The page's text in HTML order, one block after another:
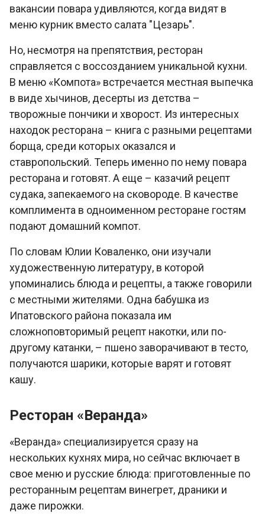
вакансии повара удивляются, когда видят в
меню курник вместо салата "Цезарь".
Но, несмотря на препятствия, ресторан
справляется с воссозданием уникальной кухни.
В меню «Компота» встречается местная выпечка
в виде хычинов, десерты из детства –
творожные пончики и хворост. Из интересных
находок ресторана – книга с разными рецептами
борща, среди которых оказался и
ставропольский. Теперь именно по нему повара
ресторана и готовят. А еще – казачий рецепт
судака, запекаемого на сковороде. В качестве
комплимента в одноименном ресторане гостям
подают домашний компот.
По словам Юлии Коваленко, они изучали
художественную литературу, в которой
упоминались блюда и рецепты, а также говорили
с местными жителями. Одна бабушка из
Ипатовского района показала им
сложноповторимый рецепт накотки, или по-
другому катанки, – пшено заворачивают в тесто,
получаются шарики, которые варят и готовят
кашу.
Ресторан «Веранда»
«Веранда» специализируется сразу на
нескольких кухнях мира, но сейчас включает в
свое меню и русские блюда: приготовленные по
ресторанным рецептам винегрет, драники и
даже пирожки.